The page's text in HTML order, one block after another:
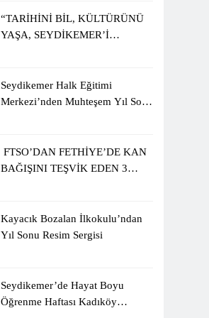
“TARİHİNİ BİL, KÜLTÜRÜNÜ
YAŞA, SEYDİKEMER’İ
Seydikemer Halk Eğitimi
Merkezi’nden Muhteşem Yıl Sonu
FTSO’DAN FETHİYE’DE KAN
BAĞIŞINI TEŞVİK EDEN 3
Kayacık Bozalan İlkokulu’ndan
Yıl Sonu Resim Sergisi
Seydikemer’de Hayat Boyu
Öğrenme Haftası Kadıköy